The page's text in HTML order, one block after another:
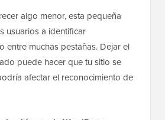
generalmente se configura en
(oApariencia » Personalizar »
). Si no lo has personalizado,
predeterminado allí.